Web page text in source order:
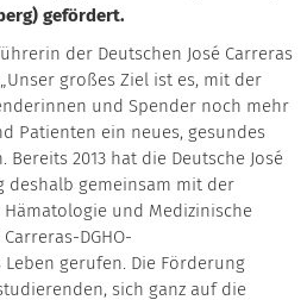
gefördert.
der Deutschen José Carreras
„Unser großes Ziel ist es, mit der
und Spender noch mehr
Patienten ein neues, gesundes
Bereits 2013 hat die Deutsche José
deshalb gemeinsam mit der
Hämatologie und Medizinische
DGHO-
gerufen. Die Förderung
sich ganz auf die